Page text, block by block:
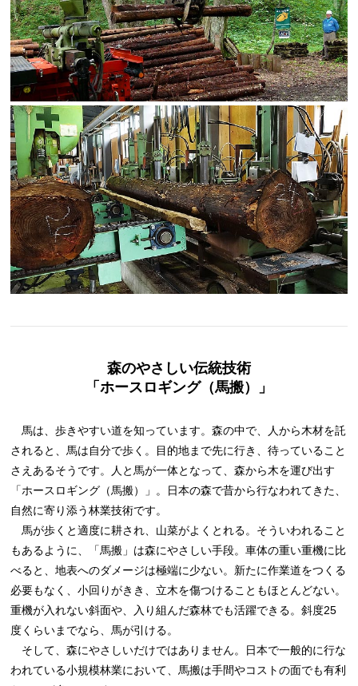
森のやさしい伝統技術
「ホースロギング（馬搬）」
馬は、歩きやすい道を知っています。森の中で、人から木材を託
されると、馬は自分で歩く。目的地まで先に行き、待っていること
さえあるそうです。人と馬が一体となって、森から木を運び出す
「ホースロギング（馬搬）」。日本の森で昔から行なわれてきた、
自然に寄り添う林業技術です。
馬が歩くと適度に耕され、山菜がよくとれる。そういわれること
もあるように、「馬搬」は森にやさしい手段。車体の重い重機に比
べると、地表へのダメージは極端に少ない。新たに作業道をつくる
必要もなく、小回りがきき、立木を傷つけることもほとんどない。
重機が入れない斜面や、入り組んだ森林でも活躍できる。斜度25
度くらいまでなら、馬が引ける。
そして、森にやさしいだけではありません。日本で一般的に行な
われている小規模林業において、馬搬は手間やコストの面でも有利